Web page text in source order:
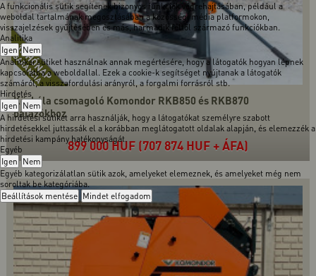
A funkcionális sütik segítenek bizonyos funkciók végrehajtásában, például a
weboldal tartalmának megosztásában a közösségi média platformokon,
visszajelzések gyűjtésében és más, harmadik féltől származó funkciókban.
Analitika
Igen Nem
Analitikai sütiket használnak annak megértésére, hogy a látogatók hogyan lépnek
kapcsolatba a weboldallal. Ezek a cookie-k segítséget nyújtanak a látogatók
számáról, a visszafordulási arányról, a forgalmi forrásról stb.
Hirdetés
Igen Nem
A hirdetési sütiket arra használják, hogy a látogatókat személyre szabott
hirdetésekkel juttassák el a korábban meglátogatott oldalak alapján, és elemezzék a
hirdetési kampány hatékonyságát.
Egyéb
Igen Nem
Egyéb kategorizálatlan sütik azok, amelyeket elemeznek, és amelyeket még nem
soroltak be kategóriába.
Beállítások mentése Mindet elfogadom
Körbála csomagoló Komondor RKB850 és RKB870
bálázókhoz
899 000 HUF (707 874 HUF + ÁFA)